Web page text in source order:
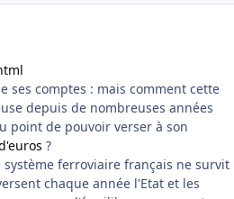
ses comptes : mais comment cette
depuis de nombreuses années
point de pouvoir verser à son
?
ferroviaire français ne survit
chaque année l'Etat et les